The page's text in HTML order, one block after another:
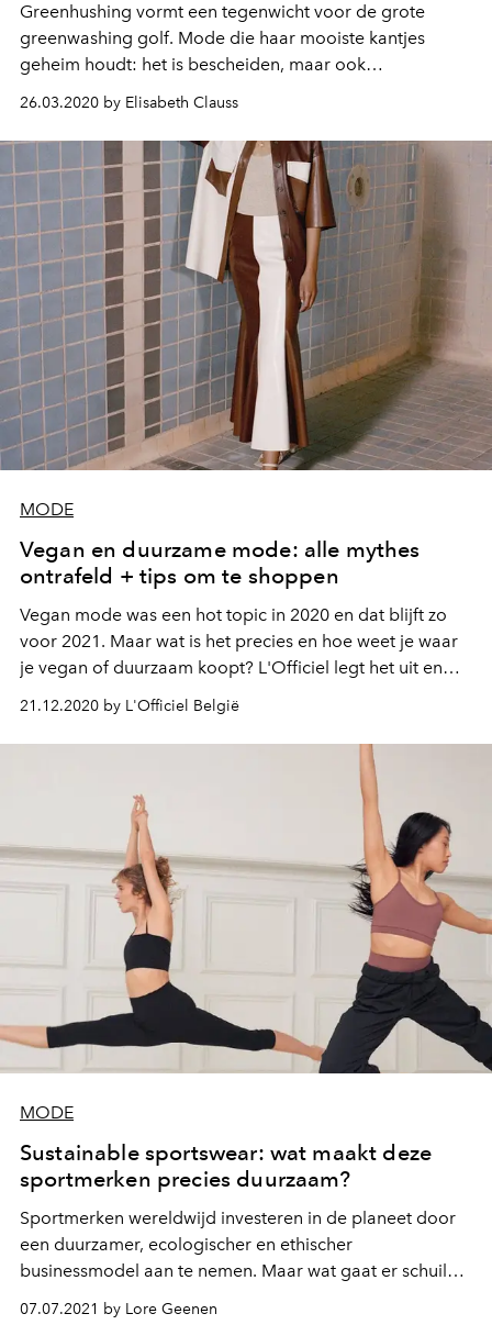
Greenhushing vormt een tegenwicht voor de grote
greenwashing golf. Mode die haar mooiste kantjes
geheim houdt: het is bescheiden, maar ook
contraproductief.
26.03.2020 by Elisabeth Clauss
MODE
Vegan en duurzame mode: alle mythes
ontrafeld + tips om te shoppen
Vegan mode was een hot topic in 2020 en dat blijft zo
voor 2021. Maar wat is het precies en hoe weet je waar
je vegan of duurzaam koopt? L'Officiel legt het uit en
tipt de mooiste merken van dit moment met ethische
21.12.2020 by L'Officiel België
MODE
Sustainable sportswear: wat maakt deze
sportmerken precies duurzaam?
Sportmerken wereldwijd investeren in de planeet door
een duurzamer, ecologischer en ethischer
businessmodel aan te nemen. Maar wat gaat er schuil
achter deze grote woorden? We waren benieuwd welke
merken nu echt hun steentje bijdragen en op welke
07.07.2021 by Lore Geenen